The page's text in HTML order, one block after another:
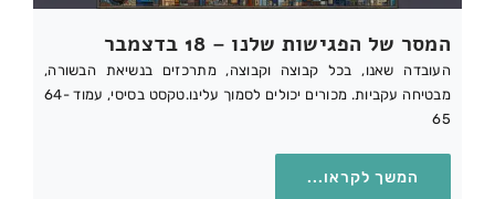
המסר של הפגישות שלנו – 18 בדצמבר
העובדה שאנו, בכל קבוצה וקבוצה, מתרכזים בנשיאת הבשורה,
מבטיחה עקביות. מכורים יכולים לסמוך עלינו.טקסט בסיסי, עמוד 64-
65
המשך לקראו...